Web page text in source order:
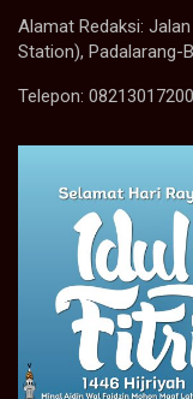
Alamat Redaksi:
Station), Padalarang-
Telepon: